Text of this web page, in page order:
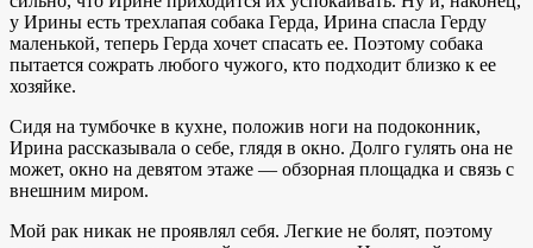
у Ирины есть трехлапая собака Герда, Ирина спасла Герду
маленькой, теперь Герда хочет спасать ее. Поэтому собака
пытается сожрать любого чужого, кто подходит близко к ее
хозяйке.
Сидя на тумбочке в кухне, положив ноги на подоконник,
Ирина рассказывала о себе, глядя в окно. Долго гулять она не
может, окно на девятом этаже — обзорная площадка и связь с
внешним миром.
Мой рак никак не проявлял себя. Легкие не болят, поэтому